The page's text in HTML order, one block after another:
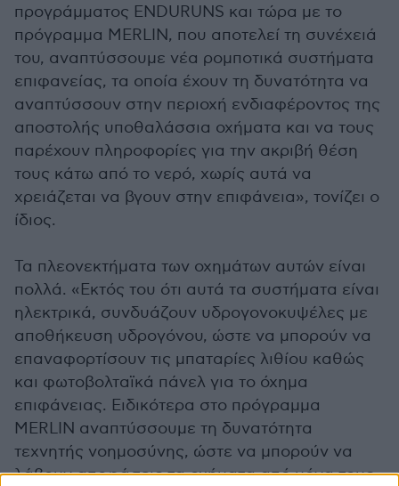
προγράμματος ENDURUNS και τώρα με το
πρόγραμμα MERLIN, που αποτελεί τη συνέχειά
του, αναπτύσσουμε νέα ρομποτικά συστήματα
επιφανείας, τα οποία έχουν τη δυνατότητα να
αναπτύσσουν στην περιοχή ενδιαφέροντος της
αποστολής υποθαλάσσια οχήματα και να τους
παρέχουν πληροφορίες για την ακριβή θέση
τους κάτω από το νερό, χωρίς αυτά να
χρειάζεται να βγουν στην επιφάνεια», τονίζει ο
ίδιος.
Τα πλεονεκτήματα των οχημάτων αυτών είναι
πολλά. «Εκτός του ότι αυτά τα συστήματα είναι
ηλεκτρικά, συνδυάζουν υδρογονοκυψέλες με
αποθήκευση υδρογόνου, ώστε να μπορούν να
επαναφορτίσουν τις μπαταρίες λιθίου καθώς
και φωτοβολταϊκά πάνελ για το όχημα
επιφάνειας. Ειδικότερα στο πρόγραμμα
MERLIN αναπτύσσουμε τη δυνατότητα
τεχνητής νοημοσύνης, ώστε να μπορούν να
λάβουν αποφάσεις τα οχήματα από μόνα τους